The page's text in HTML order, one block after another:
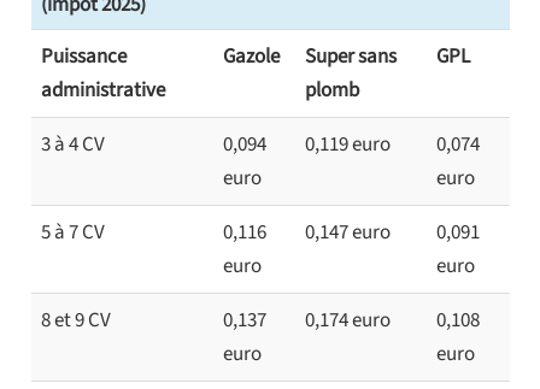
Puissance
administrative
Gazole
Super sans
plomb
GPL
3 à 4 CV
0,094
euro
0,119 euro
0,074
euro
5 à 7 CV
0,116
euro
0,147 euro
0,091
euro
8 et 9 CV
0,137
euro
0,174 euro
0,108
euro